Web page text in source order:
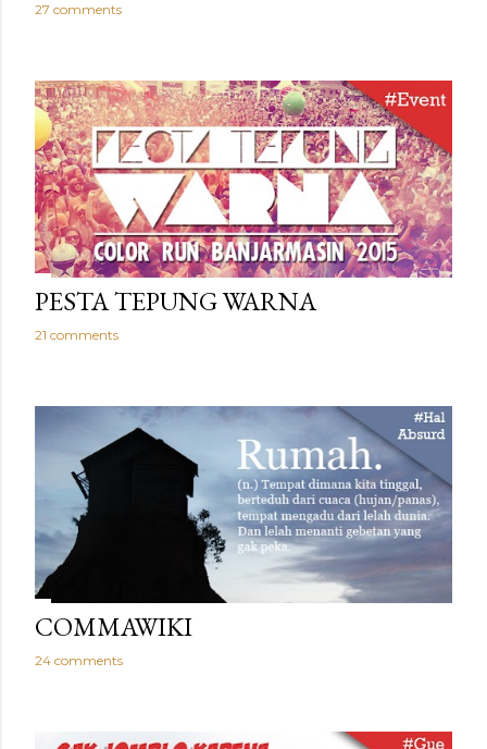
27 comments
PESTA TEPUNG WARNA
21 comments
COMMAWIKI
24 comments